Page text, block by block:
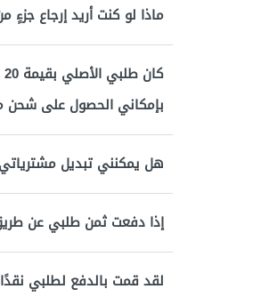
ماذا لو كنت أريد إرجاع
بإمكاني الحصول على شحن
هل يمكنني تبديل
إذا دفعت ثمن طلبي عن
لقد قمت بالدفع لطلبي